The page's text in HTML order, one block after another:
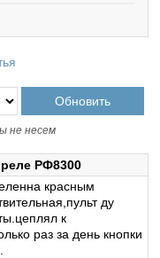
не несем
РФ8300
красным
ду
к
раз за день кнопки